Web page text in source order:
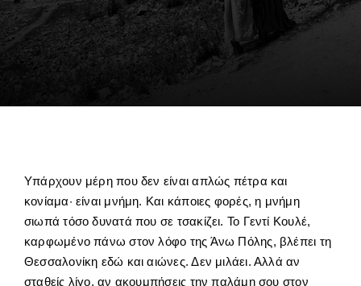
Υπάρχουν μέρη που δεν είναι απλώς πέτρα και
κονίαμα· είναι μνήμη. Και κάποιες φορές, η μνήμη
σιωπά τόσο δυνατά που σε τσακίζει. Το Γεντί Κουλέ,
καρφωμένο πάνω στον λόφο της Άνω Πόλης, βλέπει τη
Θεσσαλονίκη εδώ και αιώνες. Δεν μιλάει. Αλλά αν
σταθείς λίγο, αν ακουμπήσεις την παλάμη σου στον